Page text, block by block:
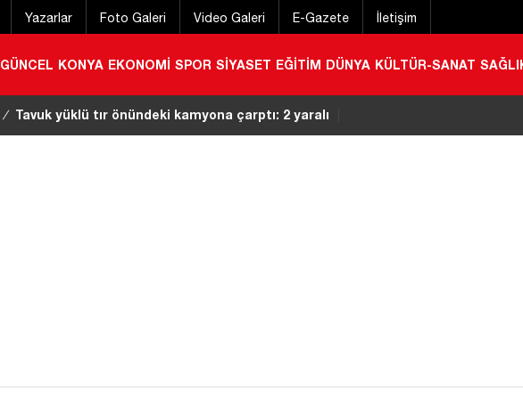
Yazarlar Foto Galeri Video Galeri E-Gazete İletişim
GÜNCEL KONYA EKONOMİ SPOR SİYASET EĞİTİM DÜNYA KÜLTÜR-SANAT
/ Tavuk yüklü tır önündeki kamyona çarptı: 2 yaralı